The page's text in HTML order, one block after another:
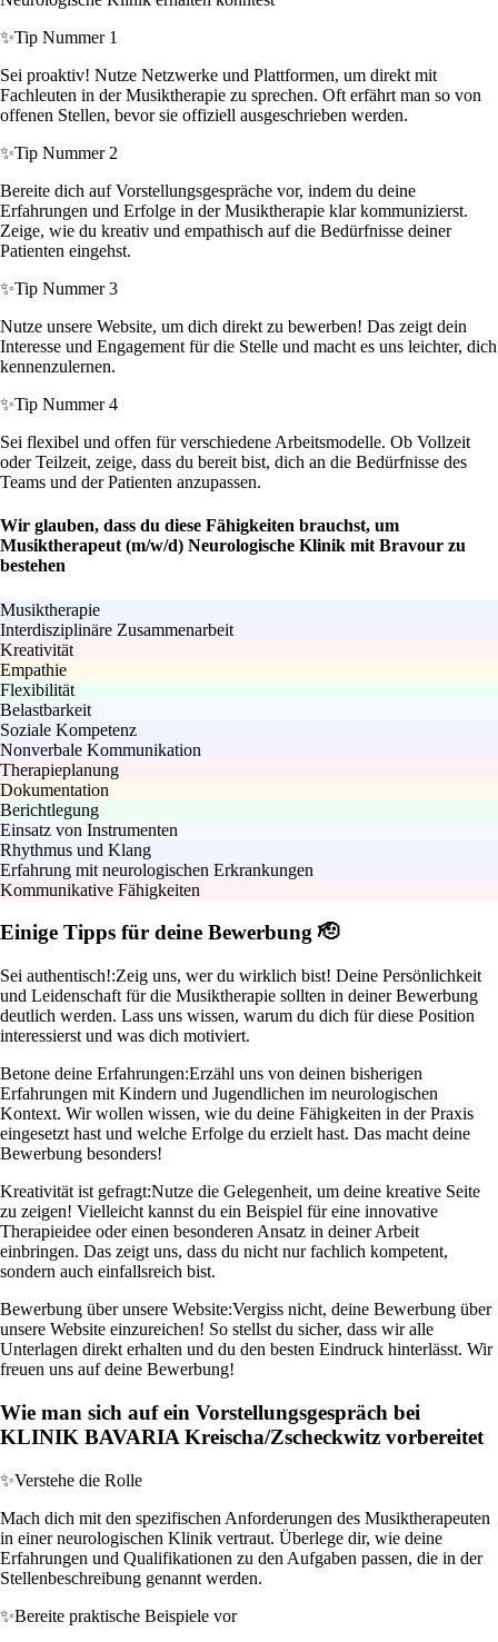
✨Tip Nummer 1
Sei proaktiv! Nutze Netzwerke und Plattformen, um direkt mit
Fachleuten in der Musiktherapie zu sprechen. Oft erfährt man so von
offenen Stellen, bevor sie offiziell ausgeschrieben werden.
✨Tip Nummer 2
Bereite dich auf Vorstellungsgespräche vor, indem du deine
Erfahrungen und Erfolge in der Musiktherapie klar kommunizierst.
Zeige, wie du kreativ und empathisch auf die Bedürfnisse deiner
Patienten eingehst.
✨Tip Nummer 3
Nutze unsere Website, um dich direkt zu bewerben! Das zeigt dein
Interesse und Engagement für die Stelle und macht es uns leichter, dich
kennenzulernen.
✨Tip Nummer 4
Sei flexibel und offen für verschiedene Arbeitsmodelle. Ob Vollzeit
oder Teilzeit, zeige, dass du bereit bist, dich an die Bedürfnisse des
Teams und der Patienten anzupassen.
Wir glauben, dass du diese Fähigkeiten brauchst, um
Musiktherapeut (m/w/d) Neurologische Klinik mit Bravour zu
bestehen
Musiktherapie
Interdisziplinäre Zusammenarbeit
Kreativität
Empathie
Flexibilität
Belastbarkeit
Soziale Kompetenz
Nonverbale Kommunikation
Therapieplanung
Dokumentation
Berichtlegung
Einsatz von Instrumenten
Rhythmus und Klang
Erfahrung mit neurologischen Erkrankungen
Kommunikative Fähigkeiten
Einige Tipps für deine Bewerbung 🫡
Sei authentisch!:Zeig uns, wer du wirklich bist! Deine Persönlichkeit
und Leidenschaft für die Musiktherapie sollten in deiner Bewerbung
deutlich werden. Lass uns wissen, warum du dich für diese Position
interessierst und was dich motiviert.
Betone deine Erfahrungen:Erzähl uns von deinen bisherigen
Erfahrungen mit Kindern und Jugendlichen im neurologischen
Kontext. Wir wollen wissen, wie du deine Fähigkeiten in der Praxis
eingesetzt hast und welche Erfolge du erzielt hast. Das macht deine
Bewerbung besonders!
Kreativität ist gefragt:Nutze die Gelegenheit, um deine kreative Seite
zu zeigen! Vielleicht kannst du ein Beispiel für eine innovative
Therapieidee oder einen besonderen Ansatz in deiner Arbeit
einbringen. Das zeigt uns, dass du nicht nur fachlich kompetent,
sondern auch einfallsreich bist.
Bewerbung über unsere Website:Vergiss nicht, deine Bewerbung über
unsere Website einzureichen! So stellst du sicher, dass wir alle
Unterlagen direkt erhalten und du den besten Eindruck hinterlässt. Wir
freuen uns auf deine Bewerbung!
Wie man sich auf ein Vorstellungsgespräch bei
KLINIK BAVARIA Kreischa/Zscheckwitz vorbereitet
✨Verstehe die Rolle
Mach dich mit den spezifischen Anforderungen des Musiktherapeuten
in einer neurologischen Klinik vertraut. Überlege dir, wie deine
Erfahrungen und Qualifikationen zu den Aufgaben passen, die in der
Stellenbeschreibung genannt werden.
✨Bereite praktische Beispiele vor